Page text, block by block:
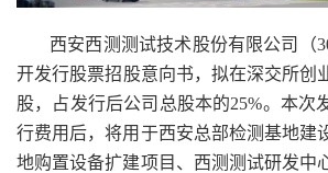
西安西测测试技术股份有限公司（
开发行股票招股意向书，拟在深交所创
股，占发行后公司总股本的25%。本次
行费用后，将用于西安总部检测基地建
地购置设备扩建项目、西测测试研发中